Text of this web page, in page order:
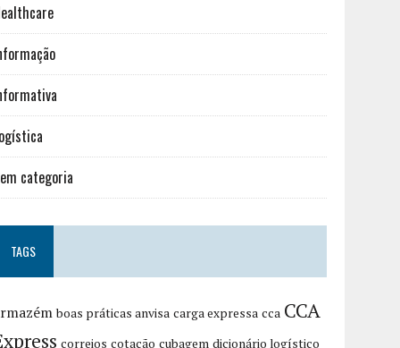
categoria
TAGS
boas práticas anvisa carga expressa cca CCA
correios cotação cubagem dicionário logístico